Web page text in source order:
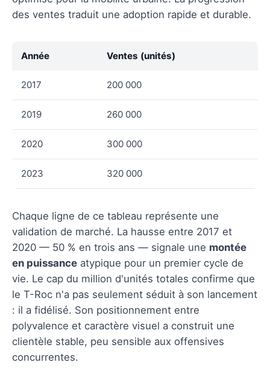
des ventes traduit une adoption rapide et durable.
Année Ventes (unités)
2017 200 000
2019 260 000
2020 300 000
2023 320 000
Chaque ligne de ce tableau représente une
validation de marché. La hausse entre 2017 et
2020 — 50 % en trois ans — signale une montée
en puissance atypique pour un premier cycle de
vie. Le cap du million d'unités totales confirme que
le T-Roc n'a pas seulement séduit à son lancement
: il a fidélisé. Son positionnement entre
polyvalence et caractère visuel a construit une
clientèle stable, peu sensible aux offensives
concurrentes.